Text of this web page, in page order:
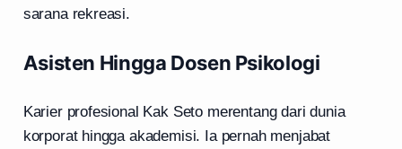
sarana rekreasi.
Asisten Hingga Dosen Psikologi
Karier profesional Kak Seto merentang dari dunia
korporat hingga akademisi. Ia pernah menjabat